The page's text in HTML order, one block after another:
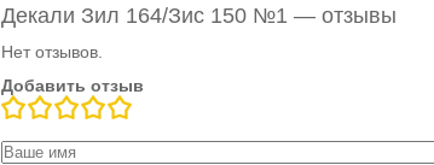
Декали Зил 164/Зис 150 №1 — отзывы
Нет отзывов.
Добавить отзыв